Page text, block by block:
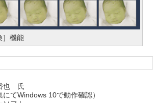
］機能
也 氏
にてWindows 10で動作確認）